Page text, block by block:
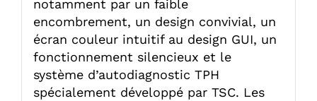
notamment par un faible
encombrement, un design convivial, un
écran couleur intuitif au design GUI, un
fonctionnement silencieux et le
système d’autodiagnostic TPH
spécialement développé par TSC. Les